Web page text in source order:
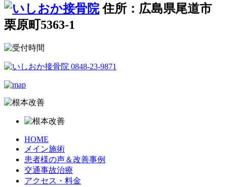
住所：広島県尾道市
栗原町5363-1
HOME
メイン施術
患者様の声＆改善事例
交通事故治療
アクセス・料金